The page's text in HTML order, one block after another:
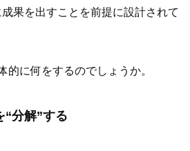
果を出すことを前提に設計されて
的に何をするのでしょうか。
分解”する